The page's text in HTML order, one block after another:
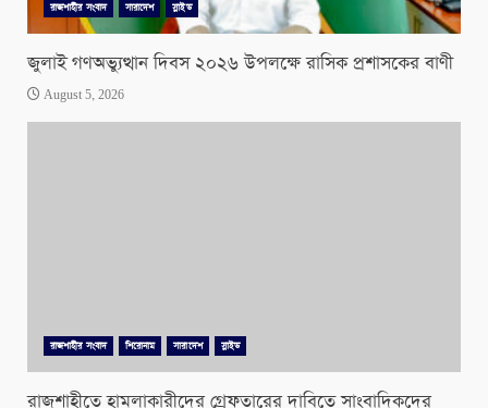
রাজশাহীর সংবাদ সারাদেশ স্লাইড
জুলাই গণঅভ্যুত্থান দিবস ২০২৬ উপলক্ষে রাসিক প্রশাসকের বাণী
August 5, 2026
রাজশাহীর সংবাদ শিরোনাম সারাদেশ স্লাইড
রাজশাহীতে হামলাকারীদের গ্রেফতারের দাবিতে সাংবাদিকদের